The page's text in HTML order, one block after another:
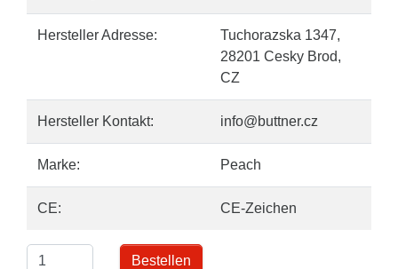
Hersteller Adresse:
Tuchorazska 1347,
28201 Cesky Brod,
CZ
Hersteller Kontakt: info@buttner.cz
Marke: Peach
CE: CE-Zeichen
Bestellen